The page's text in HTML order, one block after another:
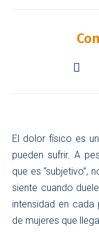
El dolor físico es
pueden sufrir. A
que es “subjetivo”,
siente cuando
intensidad en
de mujeres que